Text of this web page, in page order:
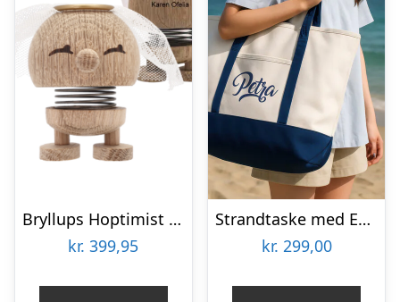
Bryllups Hoptimist Brud – small
kr. 399,95
Strandtaske med Eget Design
kr. 299,00